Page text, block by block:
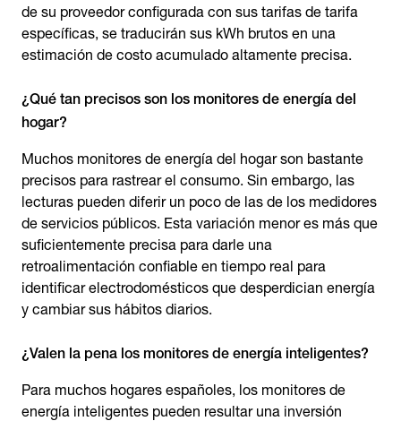
de su proveedor configurada con sus tarifas de tarifa
específicas, se traducirán sus kWh brutos en una
estimación de costo acumulado altamente precisa.
¿Qué tan precisos son los monitores de energía del
hogar?
Muchos monitores de energía del hogar son bastante
precisos para rastrear el consumo. Sin embargo, las
lecturas pueden diferir un poco de las de los medidores
de servicios públicos. Esta variación menor es más que
suficientemente precisa para darle una
retroalimentación confiable en tiempo real para
identificar electrodomésticos que desperdician energía
y cambiar sus hábitos diarios.
¿Valen la pena los monitores de energía inteligentes?
Para muchos hogares españoles, los monitores de
energía inteligentes pueden resultar una inversión